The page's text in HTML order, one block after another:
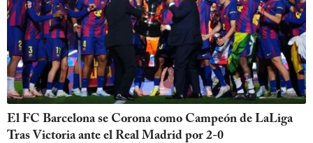
El FC Barcelona se Corona como Campeón de LaLiga
Tras Victoria ante el Real Madrid por 2-0